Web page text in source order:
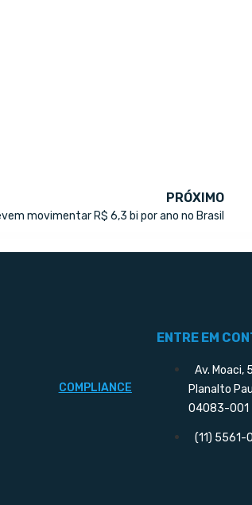
PRÓXIMO
movimentar R$ 6,3 bi por ano no Brasil
COMPLIANCE
ENTRE EM
Av. Moaci,
Planalto
04083-001
(11) 5561-